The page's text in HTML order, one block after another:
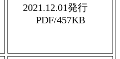
2021.12.01発行
PDF/457KB